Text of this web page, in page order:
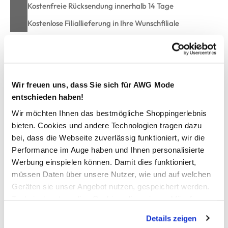
Wir freuen uns, dass Sie sich für AWG Mode
entschieden haben!
Wir möchten Ihnen das bestmögliche Shoppingerlebnis
bieten. Cookies und andere Technologien tragen dazu
bei, dass die Webseite zuverlässig funktioniert, wir die
Performance im Auge haben und Ihnen personalisierte
Werbung einspielen können. Damit dies funktioniert,
müssen Daten über unsere Nutzer, wie und auf welchen
Geräten sie unser Angebot nutzen, gespeichert werden.
werden, werden bei der Nutzung der Webseite auf jeden
Details zeigen
Kostenfreie Rücksendung innerhalb 14 Tage
Kostenlose Filiallieferung in Ihre Wunschfiliale
modisches Achseltop von Sure
runder, eingefasster Ausschnitt
ebenso eingefasster Ärmelausschnitt
auffälliger Frontprint mit Glitzersteinchen und Golddetails
weiche, anschmiegsame Qualität
gerader Schnitt